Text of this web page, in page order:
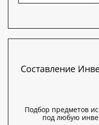
Составление
Подбор предметов
под любую